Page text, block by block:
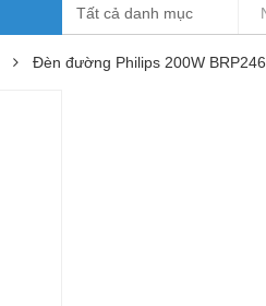
Đèn đường Philips 200W BRP246